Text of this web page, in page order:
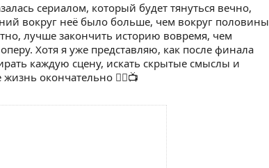
сериалом, который будет тянуться вечно,
вокруг неё было больше, чем вокруг половины
лучше закончить историю вовремя, чем
Хотя я уже представляю, как после финала
каждую сцену, искать скрытые смыслы и
окончательно 😵‍💫📺